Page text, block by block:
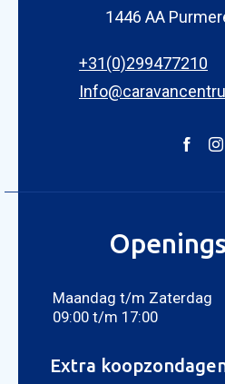
Foto bijvoegen
1446 AA
+31(0)299477210
Maandag t/m Zaterdag
09:00 t/m 17:00
Extra